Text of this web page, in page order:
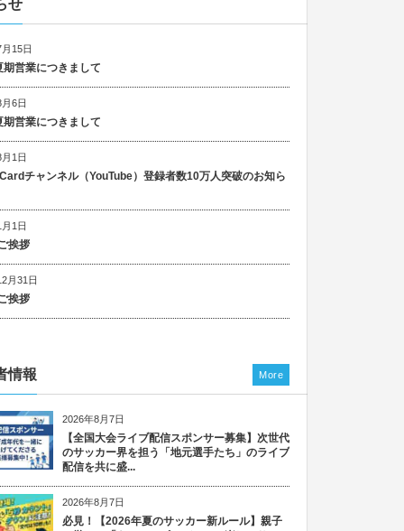
せ
15日
期営業につきまして
6日
期営業につきまして
1日
チャンネル（YouTube）登録者数10万人突破のお知ら
1日
挨拶
月31日
挨拶
情報
2026年8月7日
【全国大会ライブ配信スポンサー募集】次世代
のサッカー界を担う「地元選手たち」のライブ
配信を共に盛...
2026年8月7日
必見！【2026年夏のサッカー新ルール】親子
More